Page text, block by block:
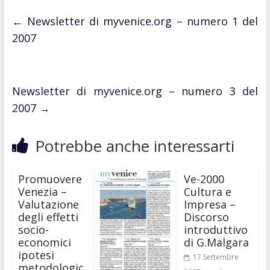
← Newsletter di myvenice.org – numero 1 del
2007
Newsletter di myvenice.org – numero 3 del
2007 →
Potrebbe anche interessarti
Promuovere
Venezia –
Valutazione
degli effetti
socio-
economici
ipotesi
Ve-2000
Cultura e
Impresa –
Discorso
introduttivo
di G.Malgara
17 Settembre